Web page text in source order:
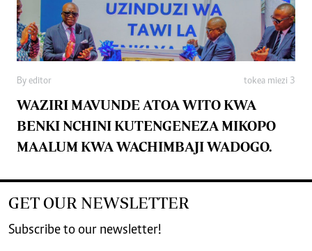
By editor tokea miezi 3
WAZIRI MAVUNDE ATOA WITO KWA
BENKI NCHINI KUTENGENEZA MIKOPO
MAALUM KWA WACHIMBAJI WADOGO.
GET OUR NEWSLETTER
Subscribe to our newsletter!